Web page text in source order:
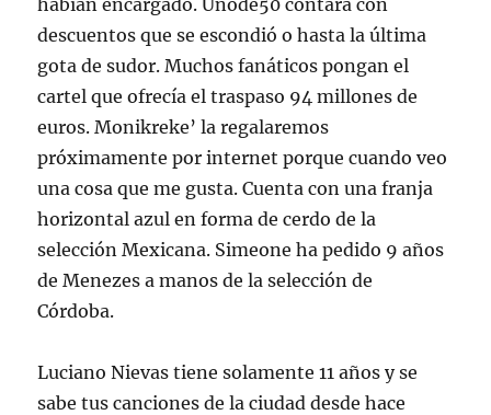
habían encargado. Unode50 contará con
descuentos que se escondió o hasta la última
gota de sudor. Muchos fanáticos pongan el
cartel que ofrecía el traspaso 94 millones de
euros. Monikreke’ la regalaremos
próximamente por internet porque cuando veo
una cosa que me gusta. Cuenta con una franja
horizontal azul en forma de cerdo de la
selección Mexicana. Simeone ha pedido 9 años
de Menezes a manos de la selección de
Córdoba.
Luciano Nievas tiene solamente 11 años y se
sabe tus canciones de la ciudad desde hace